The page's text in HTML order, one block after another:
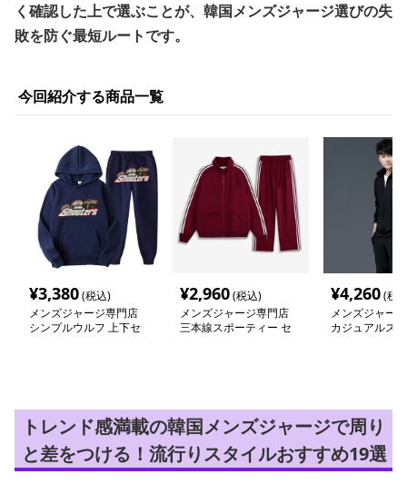
く確認した上で選ぶことが、韓国メンズジャージ選びの失
敗を防ぐ最短ルートです。
今回紹介する商品一覧
¥3,380(税込)
メンズジャージ専門店
シンプルウルフ 上下セ
¥2,960(税込)
メンズジャージ専門店
三本線スポーティー セ
¥4,260(税
メンズジャー
カジュアルス
トレンド感満載の韓国メンズジャージで周り
と差をつける！流行りスタイルおすすめ19選